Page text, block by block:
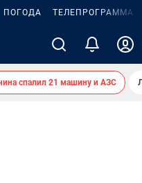
ПОГОДА ТЕЛЕПРОГРАММА
спалил 21 машину и АЗС